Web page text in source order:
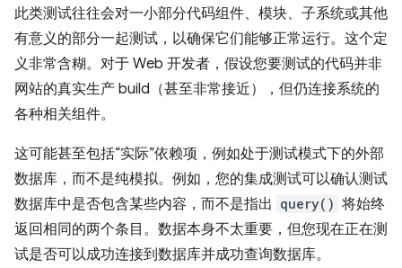
此类测试往往会对一小部分代码组件、模块、子系统或其他
有意义的部分一起测试，以确保它们能够正常运行。这个定
义非常含糊。对于 Web 开发者，假设您要测试的代码并非
网站的真实生产 build（甚至非常接近），但仍连接系统的
各种相关组件。
这可能甚至包括“实际”依赖项，例如处于测试模式下的外部
数据库，而不是纯模拟。例如，您的集成测试可以确认测试
数据库中是否包含某些内容，而不是指出 query() 将始终
返回相同的两个条目。 数据本身不太重要，但您现在正在测
试是否可以成功连接到数据库并成功查询数据库。